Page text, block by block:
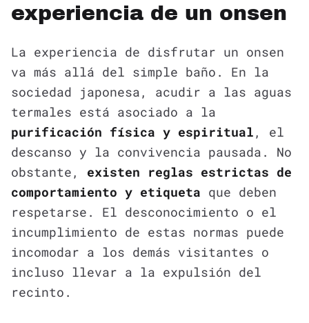
experiencia de un onsen
La experiencia de disfrutar un onsen
va más allá del simple baño. En la
sociedad japonesa, acudir a las aguas
termales está asociado a la
purificación física y espiritual , el
descanso y la convivencia pausada. No
obstante, existen reglas estrictas de
comportamiento y etiqueta que deben
respetarse. El desconocimiento o el
incumplimiento de estas normas puede
incomodar a los demás visitantes o
incluso llevar a la expulsión del
recinto.